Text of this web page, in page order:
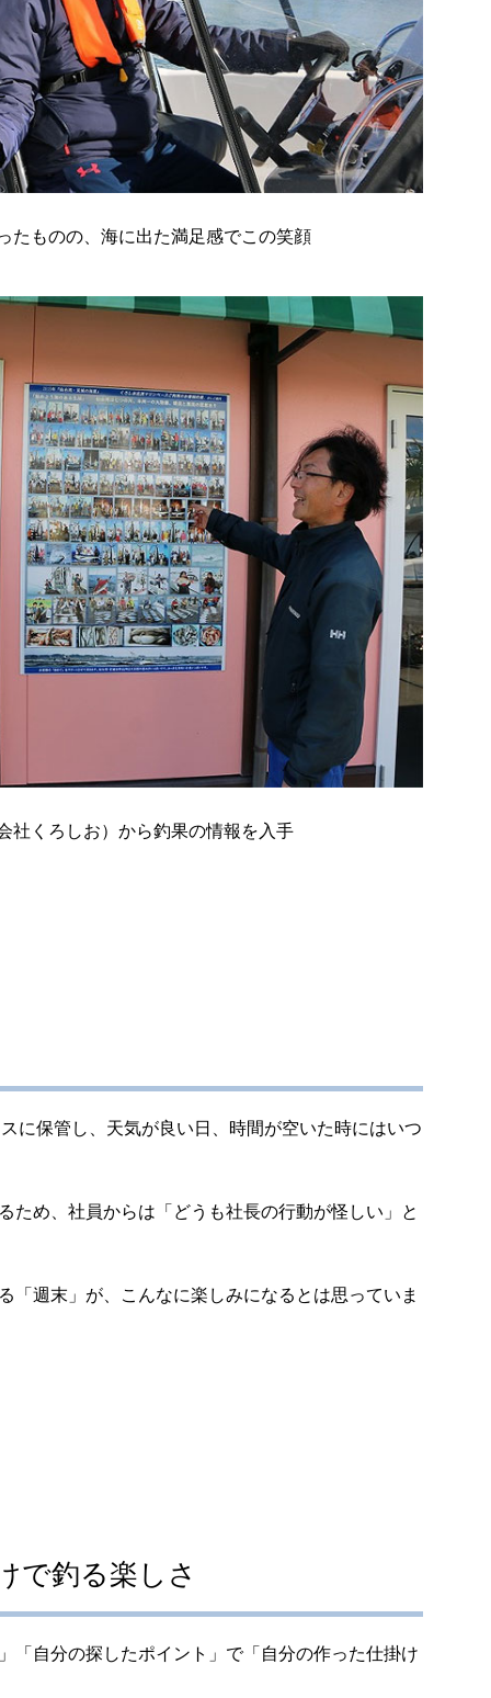
たものの、海に出た満足感でこの笑顔
社くろしお）から釣果の情報を入手
に保管し、天気が良い日、時間が空いた時にはいつ
ため、社員からは「どうも社長の行動が怪しい」と
週末」が、こんなに楽しみになるとは思っていま
で釣る楽しさ
「自分の探したポイント」で「自分の作った仕掛け